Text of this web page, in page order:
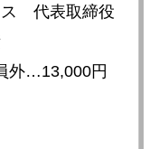
ス 代表取締役
外…13,000円